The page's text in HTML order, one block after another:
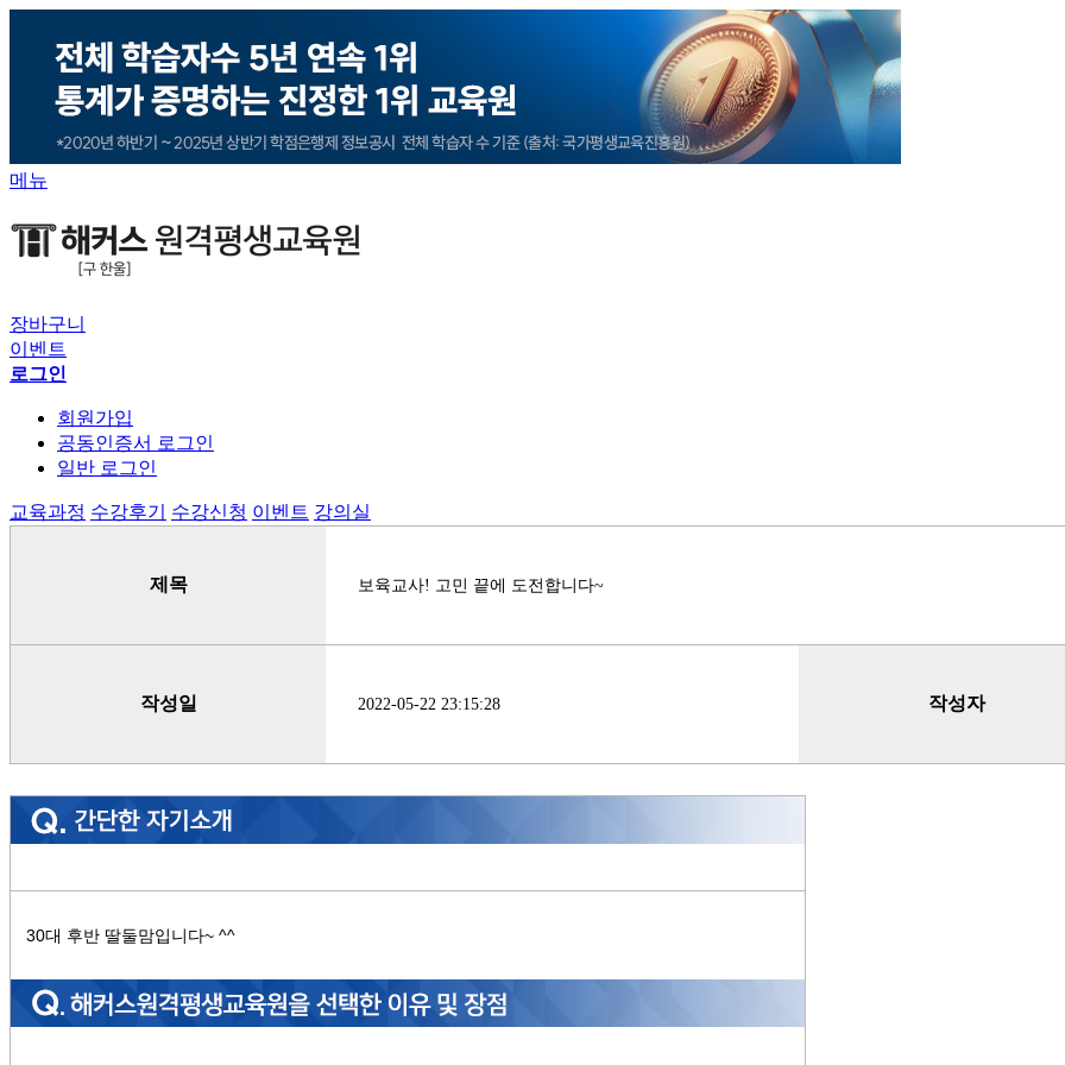
메뉴
장바구니
이벤트
로그인
회원가입
공동인증서 로그인
일반 로그인
교육과정 수강후기 수강신청 이벤트 강의실
제목 보육교사! 고민 끝에 도전합니다~
작성일 2022-05-22 23:15:28 작성자
30대 후반 딸둘맘입니다~ ^^